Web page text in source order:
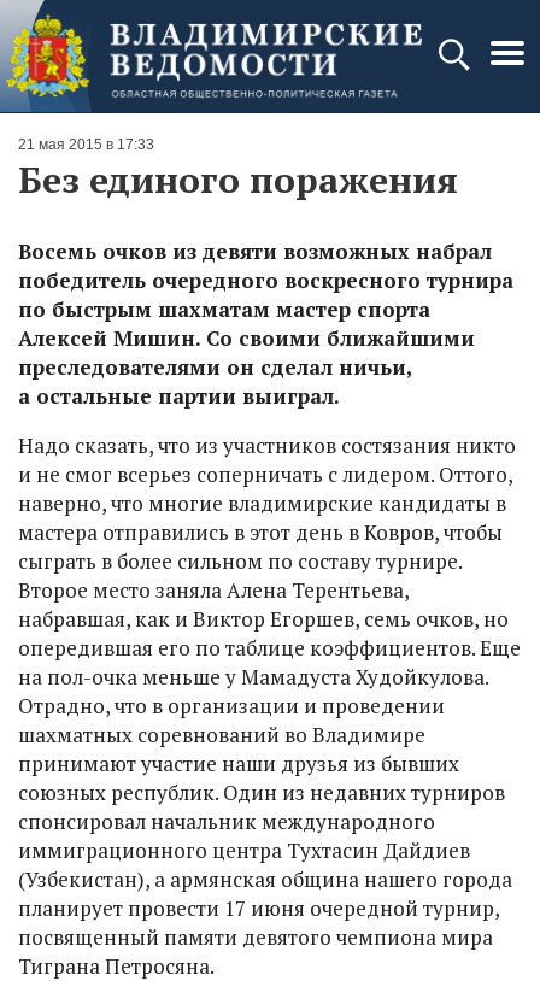
21 мая 2015 в 17:33
Без единого поражения
Восемь очков из девяти возможных набрал
победитель очередного воскресного турнира
по быстрым шахматам мастер спорта
Алексей Мишин. Со своими ближайшими
преследователями он сделал ничьи,
а остальные партии выиграл.
Надо сказать, что из участников состязания никто
и не смог всерьез соперничать с лидером. Оттого,
наверно, что многие владимирские кандидаты в
мастера отправились в этот день в Ковров, чтобы
сыграть в более сильном по составу турнире.
Второе место заняла Алена Терентьева,
набравшая, как и Виктор Егоршев, семь очков, но
опередившая его по таблице коэффициентов. Еще
на пол-очка меньше у Мамадуста Худойкулова.
Отрадно, что в организации и проведении
шахматных соревнований во Владимире
принимают участие наши друзья из бывших
союзных республик. Один из недавних турниров
спонсировал начальник международного
иммиграционного центра Тухтасин Дайдиев
(Узбекистан), а армянская община нашего города
планирует провести 17 июня очередной турнир,
посвященный памяти девятого чемпиона мира
Тиграна Петросяна.